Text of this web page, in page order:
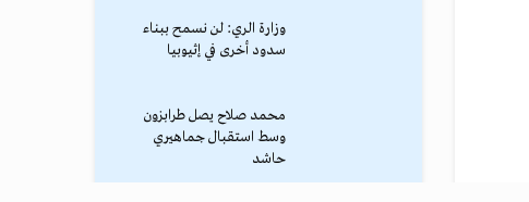
وزارة الري: لن نسمح ببناء
سدود أخرى في إثيوبيا
محمد صلاح يصل طرابزون
وسط استقبال جماهيري
حاشد